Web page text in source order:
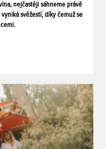
nejčastěji sáhneme právě
svěžestí, díky čemuž se